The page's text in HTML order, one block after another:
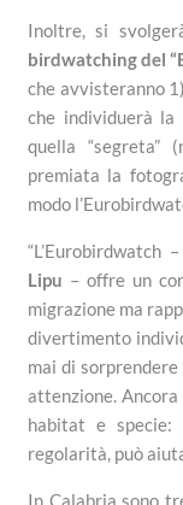
Inoltre, si
birdwatching del
che avvisteranno
che individuerà la
quella “segreta”
premiata la
modo
“L’Eurobirdwatch
Lipu – offre un
migrazione ma
divertimento
mai di
attenzione. Ancora
habitat e specie:
regolarità, può
In Calabria sono